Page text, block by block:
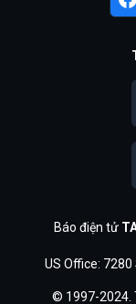
Báo điện tử
US Office:
© 1997-2024.